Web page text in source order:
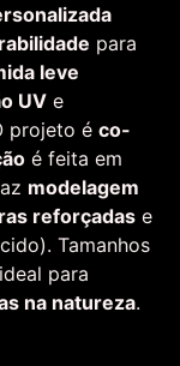
para
leve
UV e
projeto é co-
é feita em
modelagem
reforçadas e
Tamanhos
para
na natureza.